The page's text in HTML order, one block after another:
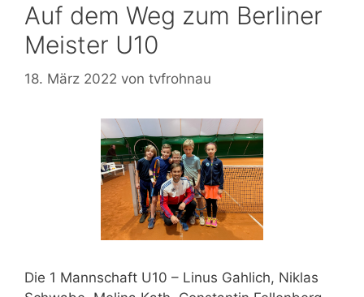
Auf dem Weg zum Berliner
Meister U10
18. März 2022 von tvfrohnau
Die 1 Mannschaft U10 – Linus Gahlich, Niklas